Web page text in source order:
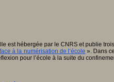
hébergée par le CNRS et publie
à la numérisation de l’école ». Dans
pour l’école à la suite du